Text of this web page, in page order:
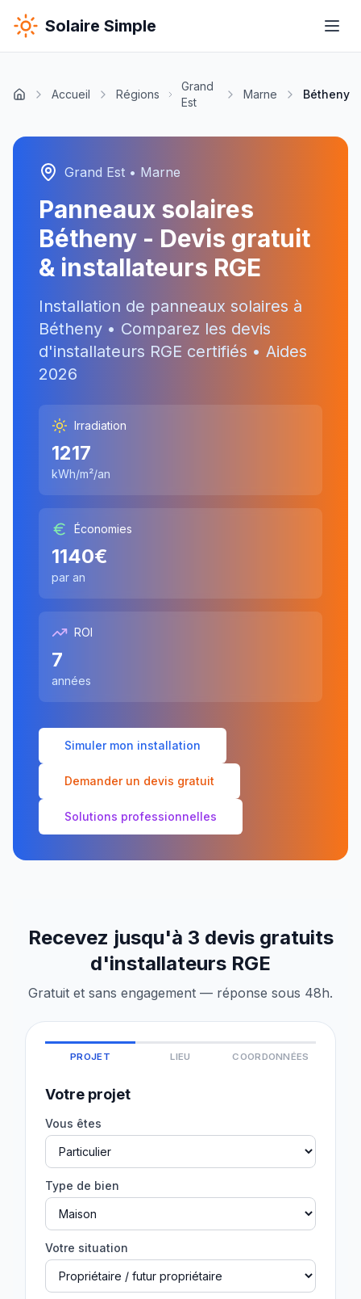
Solaire Simple
Accueil Régions
Grand
Est
Marne Bétheny
Grand Est • Marne
Panneaux solaires
Bétheny - Devis gratuit
& installateurs RGE
Installation de panneaux solaires à
Bétheny • Comparez les devis
d'installateurs RGE certifiés • Aides
2026
Irradiation
1217
kWh/m²/an
Économies
1140€
par an
ROI
7
années
Simuler mon installation
Demander un devis gratuit
Solutions professionnelles
Recevez jusqu'à 3 devis gratuits
d'installateurs RGE
Gratuit et sans engagement — réponse sous 48h.
PROJET LIEU COORDONNÉES
Votre projet
Vous êtes
Type de bien
Votre situation